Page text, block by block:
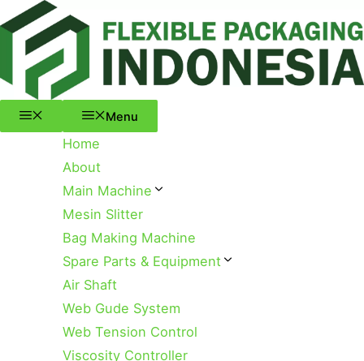
Skip
to
content
Menu
Menu
Home
About
Main Machine
Mesin Slitter
Bag Making Machine
Spare Parts & Equipment
Air Shaft
Web Gude System
Web Tension Control
Viscosity Controller